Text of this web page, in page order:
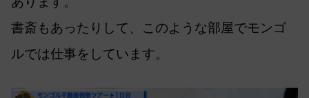
書斎もあったりして、このような部屋でモンゴ
ルでは仕事をしています。